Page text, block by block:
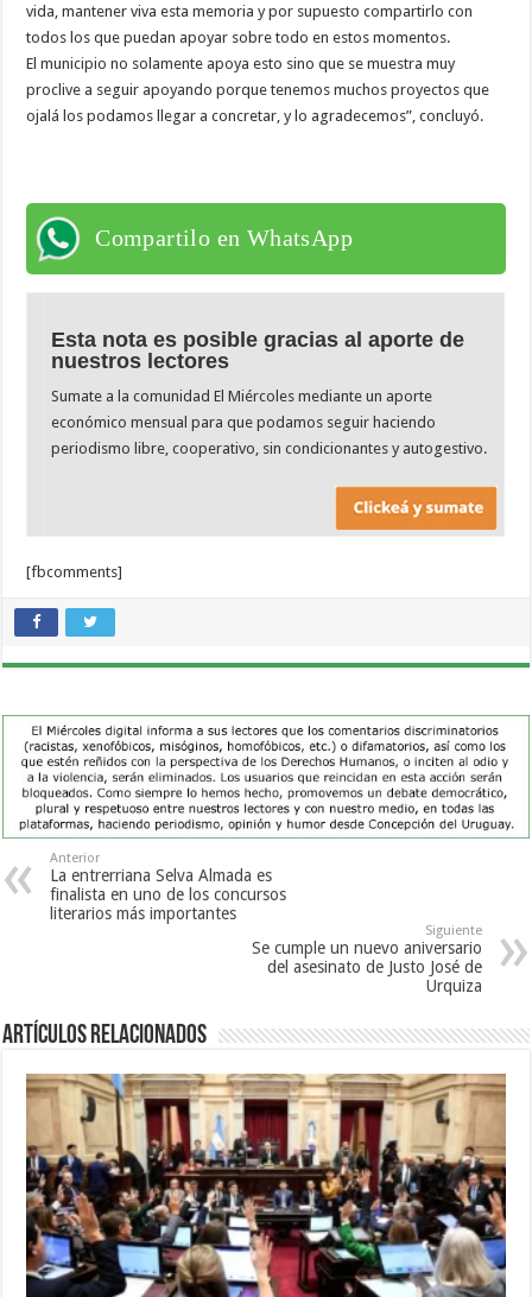
vida, mantener viva esta memoria y por supuesto compartirlo con
todos los que puedan apoyar sobre todo en estos momentos.
El municipio no solamente apoya esto sino que se muestra muy
proclive a seguir apoyando porque tenemos muchos proyectos que
ojalá los podamos llegar a concretar, y lo agradecemos”, concluyó.
Compartilo en WhatsApp
Esta nota es posible gracias al aporte de
nuestros lectores
Sumate a la comunidad El Miércoles mediante un aporte
económico mensual para que podamos seguir haciendo
periodismo libre, cooperativo, sin condicionantes y autogestivo.
[fbcomments]
Anterior
La entrerriana Selva Almada es
finalista en uno de los concursos
literarios más importantes
Siguiente
Se cumple un nuevo aniversario
del asesinato de Justo José de
Urquiza
Artículos Relacionados